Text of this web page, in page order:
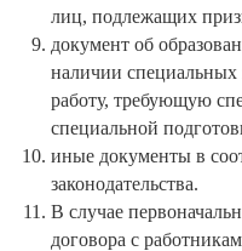
лиц, подлежащих
документ об
наличии
работу, требующую
специальной
иные документы в
законодательства.
В случае
договора с